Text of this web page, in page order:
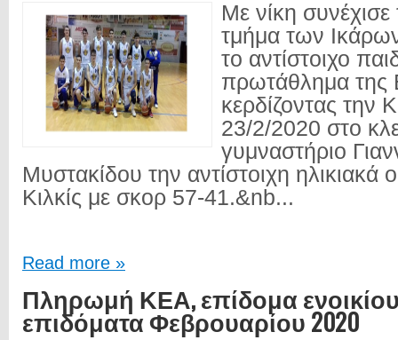
Με νίκη συνέχισε
τμήμα των
το αντίστοιχο
πρωτάθλημα
κερδίζοντας την
23/2/2020 στο
γυμναστήριο
Μυστακίδου την αντίστοιχη ηλικιακά
Κιλκίς με σκορ 57-41.&nb...
Read more »
Πληρωμή ΚΕΑ, επίδομα
επιδόματα Φεβρουαρίου 2020